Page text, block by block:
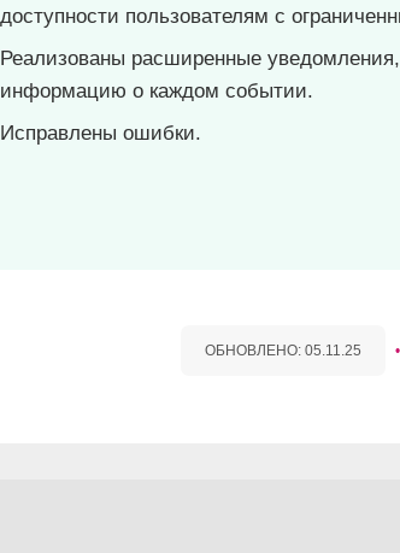
доступности пользователям с
Реализованы расширенные
информацию о каждом событии.
Исправлены ошибки.
ОБНОВЛЕНО: 05.11.25 •